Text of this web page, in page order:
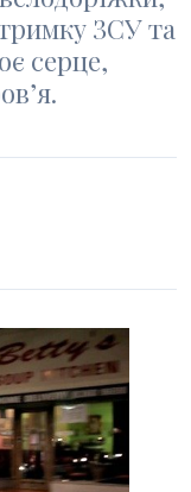
ЗСУ та
серце,